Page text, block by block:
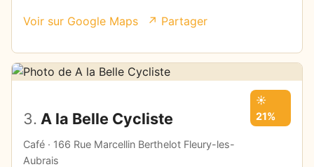
Voir sur Google Maps ↗ Partager
3. A la Belle Cycliste
Café · 166 Rue Marcellin Berthelot Fleury-les-
Aubrais
☀️
21%